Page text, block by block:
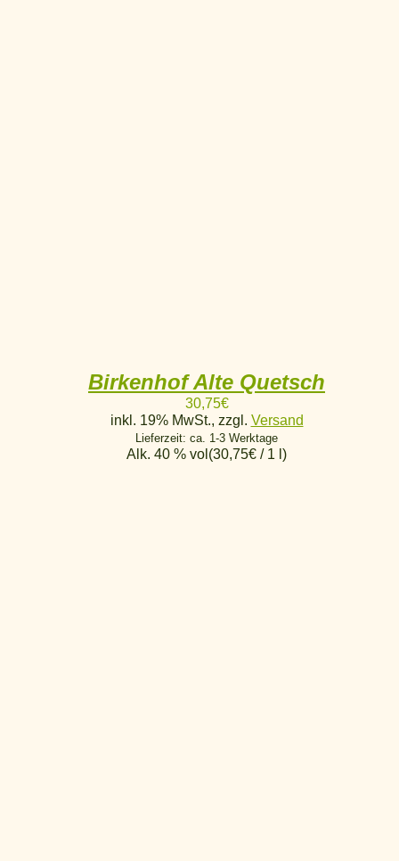
Birkenhof Alte Quetsch
30,75€
inkl. 19% MwSt., zzgl. Versand
Lieferzeit: ca. 1-3 Werktage
Alk. 40 % vol (30,75€ / 1 l)